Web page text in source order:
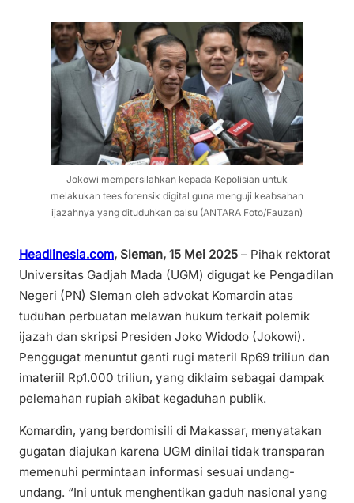
Jokowi mempersilahkan kepada Kepolisian untuk
melakukan tees forensik digital guna menguji keabsahan
ijazahnya yang dituduhkan palsu (ANTARA Foto/Fauzan)
Headlinesia.com, Sleman, 15 Mei 2025 – Pihak rektorat
Universitas Gadjah Mada (UGM) digugat ke Pengadilan
Negeri (PN) Sleman oleh advokat Komardin atas
tuduhan perbuatan melawan hukum terkait polemik
ijazah dan skripsi Presiden Joko Widodo (Jokowi).
Penggugat menuntut ganti rugi materil Rp69 triliun dan
imateriil Rp1.000 triliun, yang diklaim sebagai dampak
pelemahan rupiah akibat kegaduhan publik.
Komardin, yang berdomisili di Makassar, menyatakan
gugatan diajukan karena UGM dinilai tidak transparan
memenuhi permintaan informasi sesuai undang-
undang. “Ini untuk menghentikan gaduh nasional yang